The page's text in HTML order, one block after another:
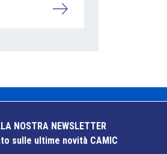
NOSTRA NEWSLETTER
sulle ultime novità CAMIC